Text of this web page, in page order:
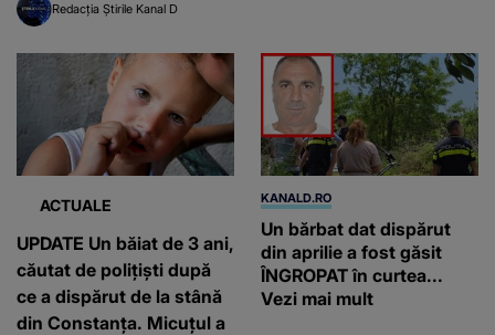
Redacția Știrile Kanal D
ACTUALE
UPDATE Un băiat de 3 ani,
căutat de polițiști după
ce a dispărut de la stână
din Constanța. Micuțul a
KANALD.RO
Un bărbat dat dispărut
din aprilie a fost găsit
ÎNGROPAT în curtea...
Vezi mai mult